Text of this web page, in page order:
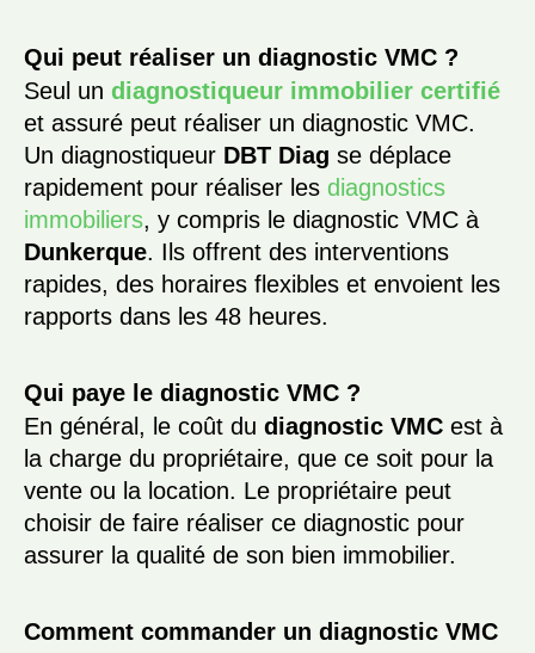
Qui peut réaliser un diagnostic VMC ?
Seul un diagnostiqueur immobilier certifié
et assuré peut réaliser un diagnostic VMC.
Un diagnostiqueur DBT Diag se déplace
rapidement pour réaliser les diagnostics
immobiliers, y compris le diagnostic VMC à
Dunkerque. Ils offrent des interventions
rapides, des horaires flexibles et envoient les
rapports dans les 48 heures.
Qui paye le diagnostic VMC ?
En général, le coût du diagnostic VMC est à
la charge du propriétaire, que ce soit pour la
vente ou la location. Le propriétaire peut
choisir de faire réaliser ce diagnostic pour
assurer la qualité de son bien immobilier.
Comment commander un diagnostic VMC